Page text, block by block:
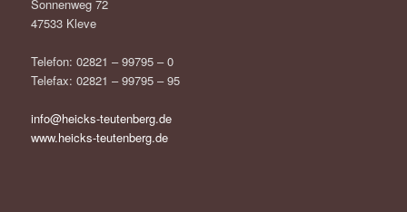
Sonnenweg 72
47533 Kleve
Telefon: 02821 – 99795 – 0
Telefax: 02821 – 99795 – 95
info@heicks-teutenberg.de
www.heicks-teutenberg.de